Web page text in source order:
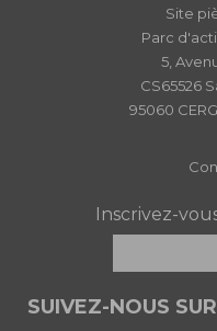
Site
Parc
5,
CS65526
95060
Inscrivez-
SUIVEZ-NOUS